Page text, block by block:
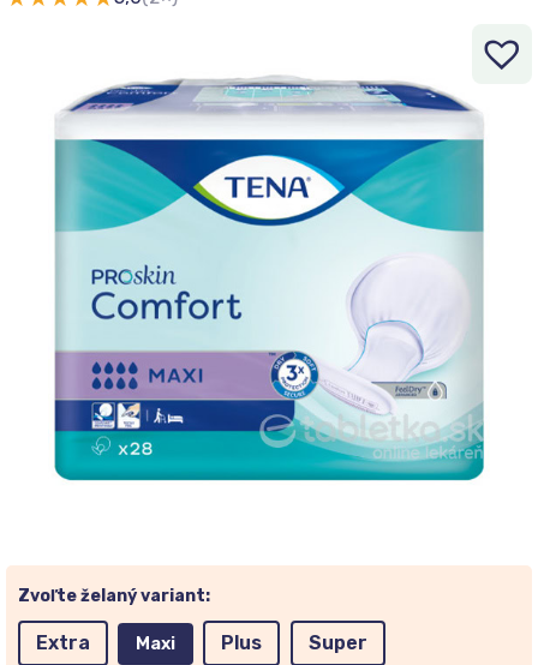
Zvoľte želaný variant:
Extra Maxi Plus Super